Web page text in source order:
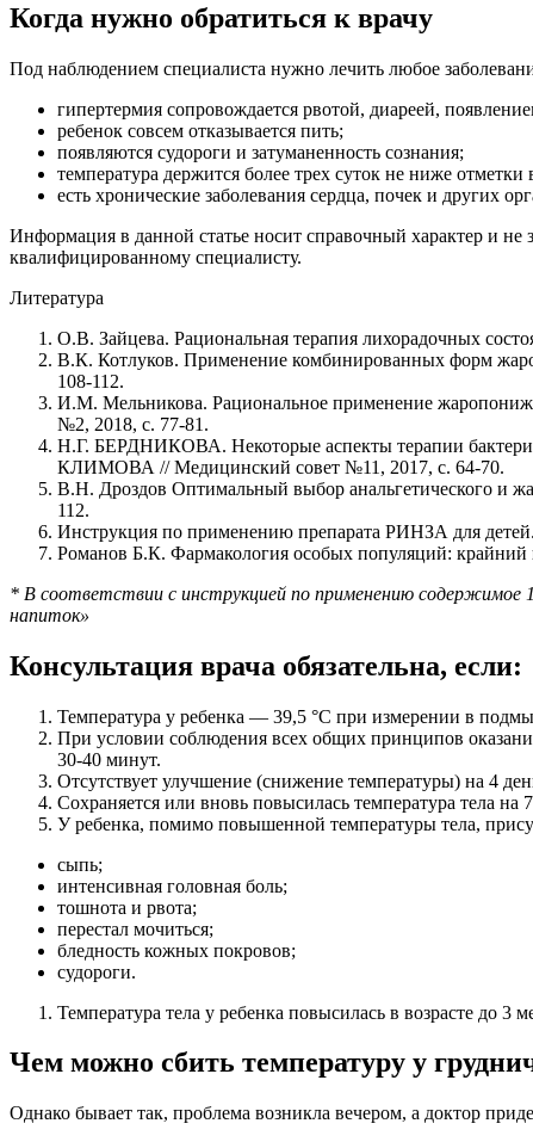
Когда нужно обратиться к врачу
Под наблюдением специалиста нужно лечить любое
гипертермия сопровождается рвотой, диареей,
ребенок совсем отказывается пить;
появляются судороги и затуманенность сознания;
температура держится более трех суток не ниже отметки
есть хронические заболевания сердца, почек и других
Информация в данной статье носит справочный характер и не
квалифицированному специалисту.
Литература
О.В. Зайцева. Рациональная терапия лихорадочных
В.К. Котлуков. Применение комбинированных форм
108-112.
И.М. Мельникова. Рациональное применение
№2, 2018, с. 77-81.
Н.Г. БЕРДНИКОВА. Некоторые аспекты терапии
КЛИМОВА // Медицинский совет №11, 2017, с. 64-70.
В.Н. Дроздов Оптимальный выбор анальгетического и
112.
Инструкция по применению препарата РИНЗА для
Романов Б.К. Фармакология особых популяций:
* В соответствии с инструкцией по применению содержимое
напиток»
Консультация врача обязательна, если:
Температура у ребенка — 39,5 °С при измерении в
При условии соблюдения всех общих принципов
30-40 минут.
Отсутствует улучшение (снижение температуры) на 4
Сохраняется или вновь повысилась температура тела на
У ребенка, помимо повышенной температуры тела,
сыпь;
интенсивная головная боль;
тошнота и рвота;
перестал мочиться;
бледность кожных покровов;
судороги.
Температура тела у ребенка повысилась в возрасте до 3
Чем можно сбить температуру у
Однако бывает так, проблема возникла вечером, а доктор